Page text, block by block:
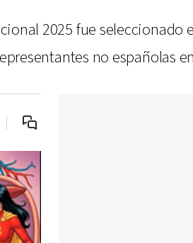
2025 fue seleccionado
no españolas